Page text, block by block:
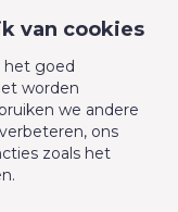
van cookies
het goed
worden
we andere
ons
zoals het